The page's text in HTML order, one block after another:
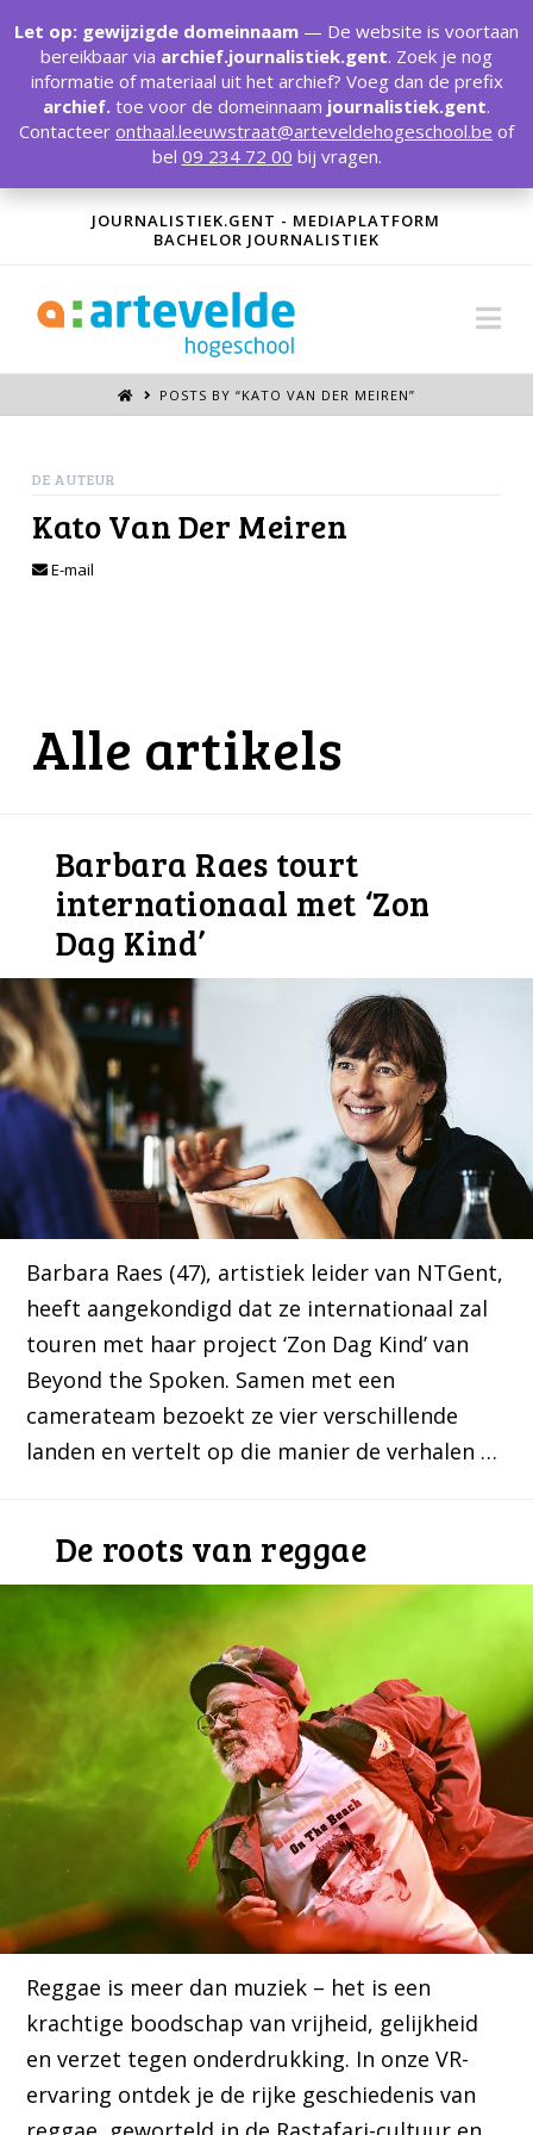
JOURNALISTIEK.GENT - MEDIAPLATFORM
BACHELOR JOURNALISTIEK
POSTS BY “KATO VAN DER MEIREN”
DE AUTEUR
Kato Van Der Meiren
E-mail
Alle artikels
Barbara Raes tourt
internationaal met ‘Zon
Dag Kind’
Barbara Raes (47), artistiek leider van NTGent,
heeft aangekondigd dat ze internationaal zal
touren met haar project ‘Zon Dag Kind’ van
Beyond the Spoken. Samen met een
camerateam bezoekt ze vier verschillende
landen en vertelt op die manier de verhalen …
De roots van reggae
Reggae is meer dan muziek – het is een
krachtige boodschap van vrijheid, gelijkheid
en verzet tegen onderdrukking. In onze VR-
ervaring ontdek je de rijke geschiedenis van
Let op: gewijzigde domeinnaam — De website is voortaan
bereikbaar via archief.journalistiek.gent. Zoek je nog
informatie of materiaal uit het archief? Voeg dan de prefix
archief. toe voor de domeinnaam journalistiek.gent.
Contacteer onthaal.leeuwstraat@arteveldehogeschool.be of
bel 09 234 72 00 bij vragen.